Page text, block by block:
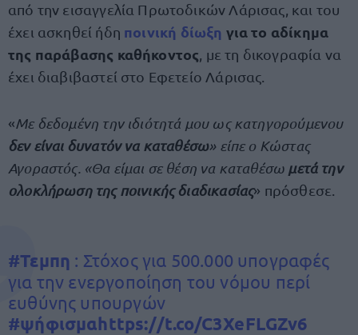
από την εισαγγελία Πρωτοδικών Λάρισας, και του
έχει ασκηθεί ήδη ποινική δίωξη για το αδίκημα
της παράβασης καθήκοντος , με τη δικογραφία να
έχει διαβιβαστεί στο Εφετείο Λάρισας.
«Με δεδομένη την ιδιότητά μου ως κατηγορούμενου
δεν είναι δυνατόν να καταθέσω» είπε ο Κώστας
Αγοραστός. «Θα είμαι σε θέση να καταθέσω μετά την
ολοκλήρωση της ποινικής διαδικασίας» πρόσθεσε.
#Τεμπη : Στόχος για 500.000 υπογραφές
για την ενεργοποίηση του νόμου περί
ευθύνης υπουργών
#ψήφισμαhttps://t.co/C3XeFLGZv6